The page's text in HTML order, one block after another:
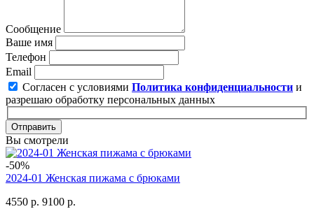
Сообщение
Ваше имя
Телефон
Email
Согласен с условиями Политика конфиденциальности и
разрешаю обработку персональных данных
Отправить
Вы смотрели
-50%
2024-01 Женская пижама с брюками
4550 р. 9100 р.